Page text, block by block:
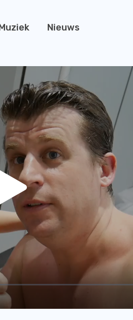
Nieuws